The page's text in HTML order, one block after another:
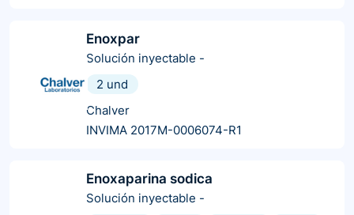
Enoxpar
Solución inyectable -
2 und
Chalver
INVIMA 2017M-0006074-R1
Enoxaparina sodica
Solución inyectable -